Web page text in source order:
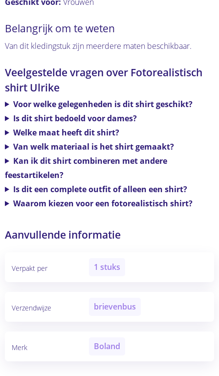
Belangrijk om te weten
Van dit kledingstuk zijn meerdere maten beschikbaar.
Veelgestelde vragen over Fotorealistisch
shirt Ulrike
Voor welke gelegenheden is dit shirt geschikt?
Is dit shirt bedoeld voor dames?
Welke maat heeft dit shirt?
Van welk materiaal is het shirt gemaakt?
Kan ik dit shirt combineren met andere
feestartikelen?
Is dit een complete outfit of alleen een shirt?
Waarom kiezen voor een fotorealistisch shirt?
Aanvullende informatie
Verpakt per 1 stuks
Verzendwijze brievenbus
Merk Boland